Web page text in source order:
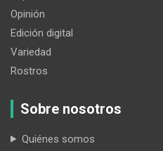
Opinión
Edición digital
Variedad
Rostros
Sobre nosotros
Quiénes somos